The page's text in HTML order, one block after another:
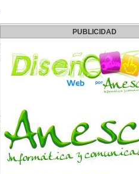
PUBLICIDAD